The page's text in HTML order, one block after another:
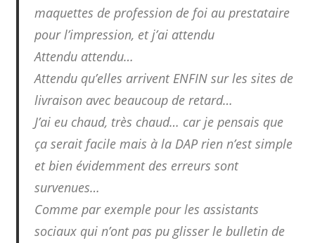
maquettes de profession de foi au prestataire
pour l’impression, et j’ai attendu
Attendu attendu…
Attendu qu’elles arrivent ENFIN sur les sites de
livraison avec beaucoup de retard…
J’ai eu chaud, très chaud… car je pensais que
ça serait facile mais à la DAP rien n’est simple
et bien évidemment des erreurs sont
survenues…
Comme par exemple pour les assistants
sociaux qui n’ont pas pu glisser le bulletin de